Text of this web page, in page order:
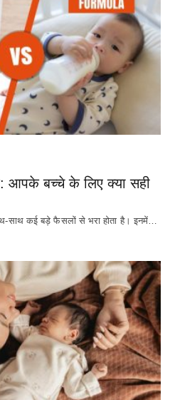
आपके बच्चे के लिए क्या सही
साथ कई बड़े फैसलों से भरा होता है। इनमें…